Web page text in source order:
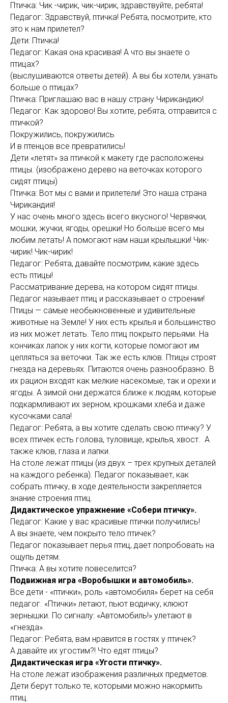
Птичка: Чик -чирик, чик-чирик, здравствуйте, ребята!
Педагог: Здравствуй, птичка! Ребята, посмотрите, кто
это к нам прилетел?
Дети: Птичка!
Педагог: Какая она красивая! А что вы знаете о
птицах?
(выслушиваются ответы детей). А вы бы хотели, узнать
больше о птицах?
Птичка: Приглашаю вас в нашу страну Чирикандию!
Педагог: Как здорово! Вы хотите, ребята, отправится с
птичкой?
Покружились, покружились
И в птенцов все превратились!
Дети «летят» за птичкой к макету где расположены
птицы. (изображено дерево на веточках которого
сидят птицы)
Птичка: Вот мы с вами и прилетели! Это наша страна
Чирикандия!
У нас очень много здесь всего вкусного! Червячки,
мошки, жучки, ягоды, орешки! Но больше всего мы
любим летать! А помогают нам наши крылышки! Чик-
чирик! Чик-чирик!
Педагог: Ребята, давайте посмотрим, какие здесь
есть птицы!
Рассматривание дерева, на котором сидят птицы.
Педагог называет птиц и рассказывает о строении!
Птицы — самые необыкновенные и удивительные
животные на Земле! У них есть крылья и большинство
из них может летать. Тело птиц покрыто перьями. На
кончиках лапок у них когти, которые помогают им
цепляться за веточки. Так же есть клюв. Птицы строят
гнезда на деревьях. Питаются очень разнообразно. В
их рацион входят как мелкие насекомые, так и орехи и
ягоды. А зимой они держатся ближе к людям, которые
подкармливают их зерном, крошками хлеба и даже
кусочками сала!
Педагог: Ребята, а вы хотите сделать свою птичку? У
всех птичек есть голова, туловище, крылья, хвост. А
также клюв, глаза и лапки.
На столе лежат птицы (из двух – трех крупных деталей
на каждого ребенка). Педагог показывает, как
собрать птичку, в ходе деятельности закрепляется
знание строения птиц.
Дидактическое упражнение «Собери птичку».
Педагог: Какие у вас красивые птички получились!
А вы знаете, чем покрыто тело птичек?
Педагог показывает перья птиц, дает попробовать на
ощупь детям.
Птичка: А вы хотите повеселится?
Подвижная игра «Воробышки и автомобиль».
Все дети - «птички», роль «автомобиля» берет на себя
педагог. «Птички» летают, пьют водичку, клюют
зернышки. По сигналу: «Автомобиль!» улетают в
«гнезда».
Педагог: Ребята, вам нравится в гостях у птичек?
А давайте их угостим?! Что едят птицы?
Дидактическая игра «Угости птичку».
На столе лежат изображения различных предметов.
Дети берут только те, которыми можно накормить
птиц.